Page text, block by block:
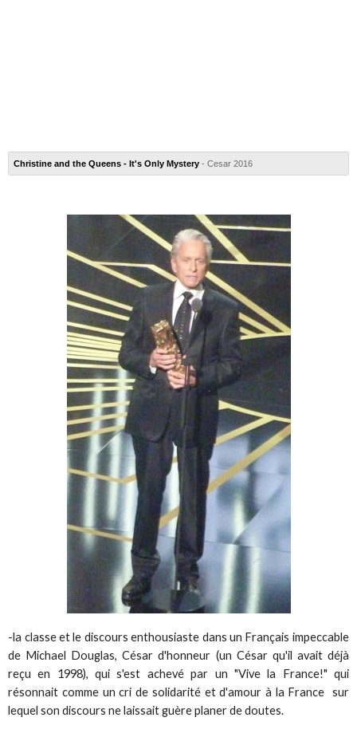
Christine and the Queens - It's Only Mystery - Cesar 2016
-la classe et le discours enthousiaste dans un Français impeccable
de Michael Douglas, César d'honneur (un César qu'il avait déjà
reçu en 1998), qui s'est achevé par un "Vive la France!" qui
résonnait comme un cri de solidarité et d'amour à la France sur
lequel son discours ne laissait guère planer de doutes.